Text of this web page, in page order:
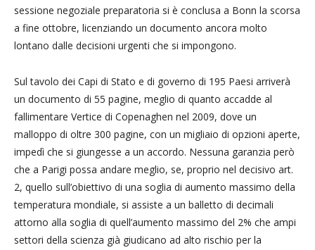
sessione negoziale preparatoria si è conclusa a Bonn la scorsa
a fine ottobre, licenziando un documento ancora molto
lontano dalle decisioni urgenti che si impongono.
Sul tavolo dei Capi di Stato e di governo di 195 Paesi arriverà
un documento di 55 pagine, meglio di quanto accadde al
fallimentare Vertice di Copenaghen nel 2009, dove un
malloppo di oltre 300 pagine, con un migliaio di opzioni aperte,
impedì che si giungesse a un accordo. Nessuna garanzia però
che a Parigi possa andare meglio, se, proprio nel decisivo art.
2, quello sull’obiettivo di una soglia di aumento massimo della
temperatura mondiale, si assiste a un balletto di decimali
attorno alla soglia di quell’aumento massimo del 2% che ampi
settori della scienza già giudicano ad alto rischio per la